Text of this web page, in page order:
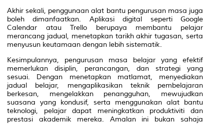
Akhir sekali, penggunaan alat bantu pengurusan masa juga
boleh dimanfaatkan. Aplikasi digital seperti Google
Calendar atau Trello berupaya membantu pelajar
merancang jadual, menetapkan tarikh akhir tugasan, serta
menyusun keutamaan dengan lebih sistematik.
Kesimpulannya, pengurusan masa belajar yang efektif
memerlukan disiplin, perancangan, dan strategi yang
sesuai. Dengan menetapkan matlamat, menyediakan
jadual belajar, mengaplikasikan teknik pembelajaran
berkesan, mengelakkan penangguhan, mewujudkan
suasana yang kondusif, serta menggunakan alat bantu
teknologi, pelajar dapat meningkatkan produktiviti dan
prestasi akademik mereka. Amalan ini bukan sahaja